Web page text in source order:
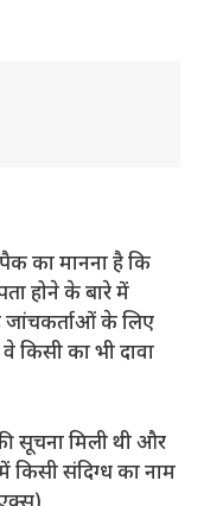
का मानना ​​​​है कि
होने के बारे में
जांचकर्ताओं के लिए
किसी का भी दावा
सूचना मिली थी और
किसी संदिग्ध का नाम